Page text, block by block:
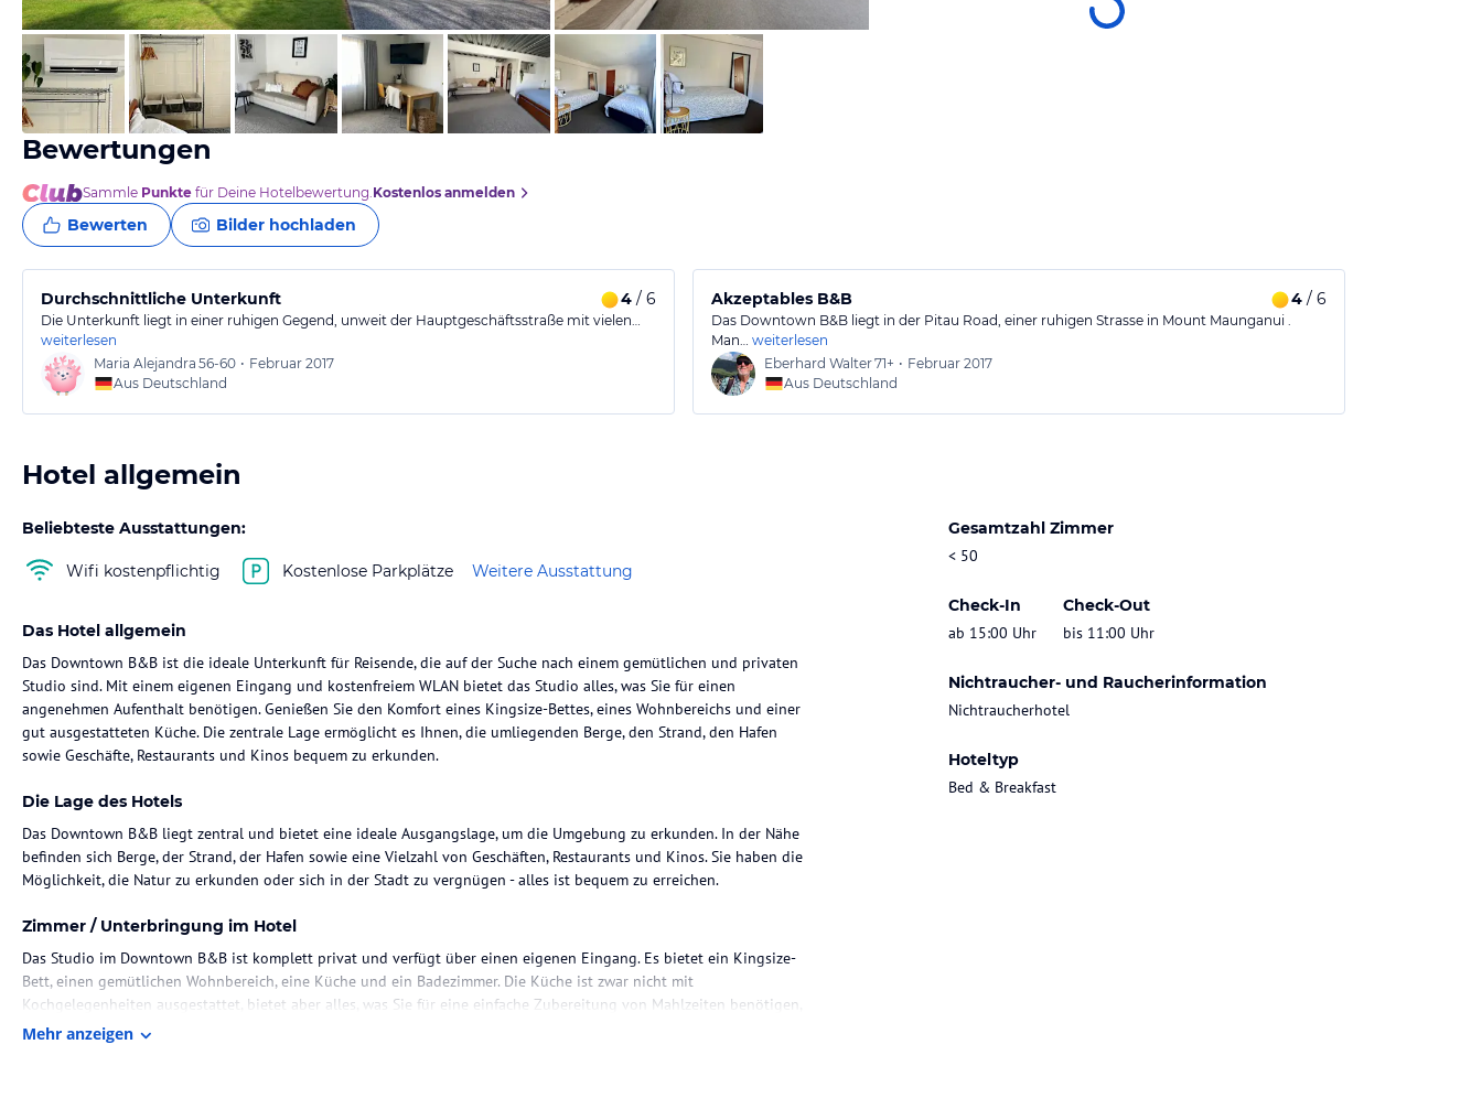
von Booking.com von Booking.com
Bewertungen
Sammle Punkte für Deine Hotelbewertung.Kostenlos anmelden
Bewerten Bilder hochladen
Durchschnittliche Unterkunft 4 / 6
Die Unterkunft liegt in einer ruhigen Gegend, unweit der Hauptgeschäftsstraße mit vielen…
weiterlesen
Maria Alejandra 56-60 • Februar 2017
Aus Deutschland
Akzeptables B&B 4 / 6
Das Downtown B&B liegt in der Pitau Road, einer ruhigen Strasse in Mount Maunganui .
Man… weiterlesen
Eberhard Walter71+ • Februar 2017
Aus Deutschland
Hotel allgemein
Beliebteste Ausstattungen:
Wifi kostenpflichtig Kostenlose Parkplätze Weitere Ausstattung
Gesamtzahl Zimmer
< 50
Check-In
ab 15:00 Uhr
Check-Out
bis 11:00 Uhr
Nichtraucher- und Raucherinformation
Nichtraucherhotel
Hoteltyp
Bed & Breakfast
Das Hotel allgemein
Das Downtown B&B ist die ideale Unterkunft für Reisende, die auf der Suche nach einem gemütlichen und privaten
Studio sind. Mit einem eigenen Eingang und kostenfreiem WLAN bietet das Studio alles, was Sie für einen
angenehmen Aufenthalt benötigen. Genießen Sie den Komfort eines Kingsize-Bettes, eines Wohnbereichs und einer
gut ausgestatteten Küche. Die zentrale Lage ermöglicht es Ihnen, die umliegenden Berge, den Strand, den Hafen
sowie Geschäfte, Restaurants und Kinos bequem zu erkunden.
Die Lage des Hotels
Das Downtown B&B liegt zentral und bietet eine ideale Ausgangslage, um die Umgebung zu erkunden. In der Nähe
befinden sich Berge, der Strand, der Hafen sowie eine Vielzahl von Geschäften, Restaurants und Kinos. Sie haben die
Möglichkeit, die Natur zu erkunden oder sich in der Stadt zu vergnügen - alles ist bequem zu erreichen.
Zimmer / Unterbringung im Hotel
Das Studio im Downtown B&B ist komplett privat und verfügt über einen eigenen Eingang. Es bietet ein Kingsize-
Bett, einen gemütlichen Wohnbereich, eine Küche und ein Badezimmer. Die Küche ist zwar nicht mit
Kochgelegenheiten ausgestattet, bietet aber alles, was Sie für eine einfache Zubereitung von Mahlzeiten benötigen,
wie einen Kühlschrank, ein Waschbecken, Besteck, Tassen, Gläser, einen Wasserkocher und einen Toaster. Ein
Mehr anzeigen